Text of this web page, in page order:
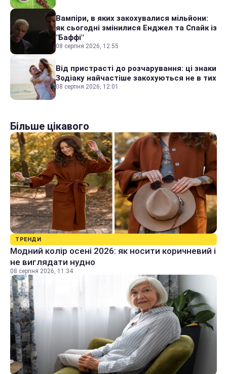
Вампіри, в яких закохувалися мільйони:
як сьогодні змінилися Енджел та Спайк із
"Баффі"
08 серпня 2026, 12:55
Від пристрасті до розчарування: ці знаки
Зодіаку найчастіше закохуються не в тих
08 серпня 2026, 12:01
Більше цікавого
ТРЕНДИ
Модний колір осені 2026: як носити коричневий і
не виглядати нудно
08 серпня 2026, 11:34